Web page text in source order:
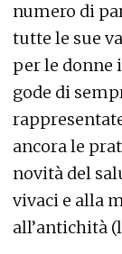
numero di
tutte le sue
per le donne
gode di
ancora le
novità del
vivaci e alla
all’antichità